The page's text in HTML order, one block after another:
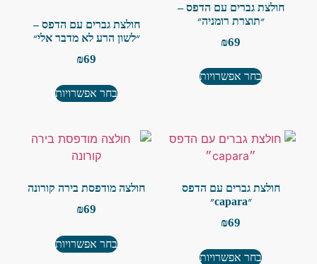
חולצת גברים עם הדפס –
״תוצרת רומניה״
בחר אפשרויות
חולצת גברים עם הדפס –
״לשון הרע לא מדבר אלי״
בחר אפשרויות
חולצת גברים עם הדפס
בחר אפשרויות
חולצה מודפסת בירה קורונה
בחר אפשרויות